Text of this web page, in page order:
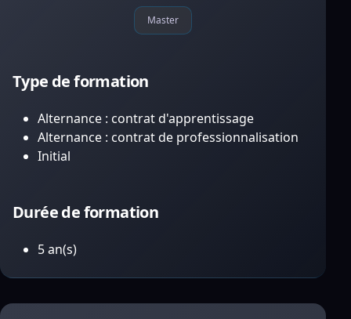
Master
Type de formation
Alternance : contrat d'apprentissage
Alternance : contrat de professionnalisation
Initial
Durée de formation
5 an(s)